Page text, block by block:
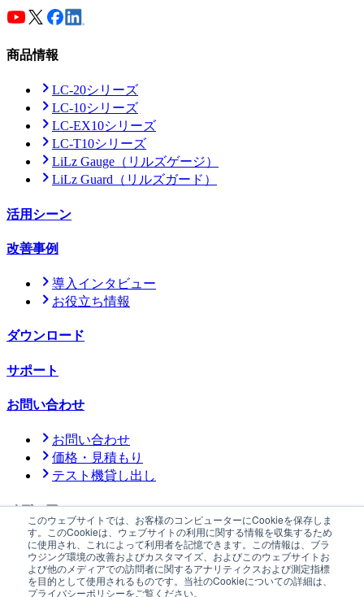
このウェブサイトでは、お客様のコンピューターにCookieを保存しま
す。このCookieは、ウェブサイトの利用に関する情報を収集するため
に使用され、これによって利用者を記憶できます。この情報は、ブラ
ウジング環境の改善およびカスタマイズ、およびこのウェブサイトお
よび他のメディアでの訪問者に関するアナリティクスおよび測定指標
を目的として使用されるものです。当社のCookieについての詳細は、
プライバシーポリシーをご覧ください。
商品情報
LC-20シリーズ
LC-10シリーズ
LC-EX10シリーズ
LC-T10シリーズ
LiLz Gauge （リルズゲージ）
LiLz Guard （リルズガード）
活用シーン
改善事例
導入インタビュー
お役立ち情報
ダウンロード
サポート
お問い合わせ
お問い合わせ
価格・見積もり
テスト機貸し出し
メディア
公式メディア「YOHAKU」
ニュースサステナビリティ会社情報採用情報
プレスキット
プライバシーポリシー情報セキュリティに関する方針